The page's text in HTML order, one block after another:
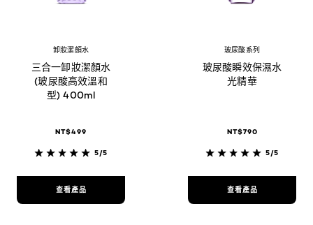
卸妝潔顏水
三合一卸妝潔顏水
(玻尿酸高效溫和
型) 400ml
NT$499
5/5
查看產品
玻尿酸系列
玻尿酸瞬效保濕水
光精華
NT$790
5/5
查看產品